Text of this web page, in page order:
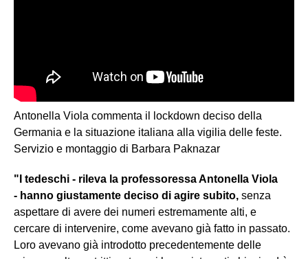
Antonella Viola commenta il lockdown deciso della
Germania e la situazione italiana alla vigilia delle feste.
Servizio e montaggio di Barbara Paknazar
"I tedeschi - rileva la professoressa Antonella Viola
- hanno giustamente deciso di agire subito, senza
aspettare di avere dei numeri estremamente alti, e
cercare di intervenire, come avevano già fatto in passato.
Loro avevano già introdotto precedentemente delle